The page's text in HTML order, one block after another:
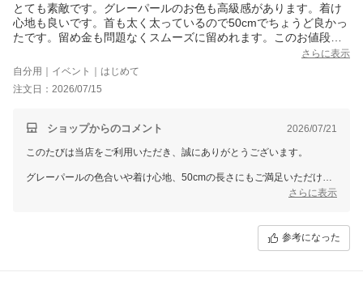
とても素敵です。グレーパールのお色も高級感があります。着け
心地も良いです。首も太く太っているので50cmでちょうど良かっ
たです。留め金も問題なくスムーズに留めれます。このお値段で
手に入るとは信じられないです。イヤリングも付いていて、本当
に購入して良かったです。母から譲り受けた本真珠も持っていま
すが、汗かきなのでとても気をつかって着けていました。これか
らは、安心して付けれます。保存する巾着もとても可愛いらしく
ぜひホワイトパールも購入したいです。
さらに表示
自分用｜イベント｜はじめて
注文日：2026/07/15
ショップからのコメント 2026/07/21
このたびは当店をご利用いただき、誠にありがとうございます。
グレーパールの色合いや着け心地、50cmの長さにもご満足いただけた
とのことで、大変嬉しく拝見いたしました。留め具もスムーズにお使い
大切な本真珠とはまた違い、汗などをあまり気にせず気軽にお使いいた
だけるアクセサリーとして、イヤリングとともにさまざまな場面でご愛
さらに表示
参考になった